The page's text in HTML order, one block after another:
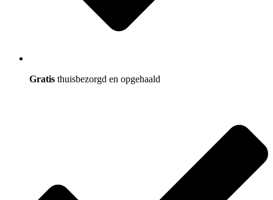
Gratis thuisbezorgd en opgehaald